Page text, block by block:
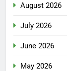
August 2026
July 2026
June 2026
May 2026